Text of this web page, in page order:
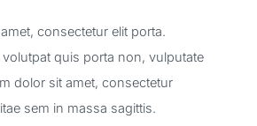
consectetur elit porta.
quis porta non, vulputate
dolor sit amet, consectetur
sem in massa sagittis.